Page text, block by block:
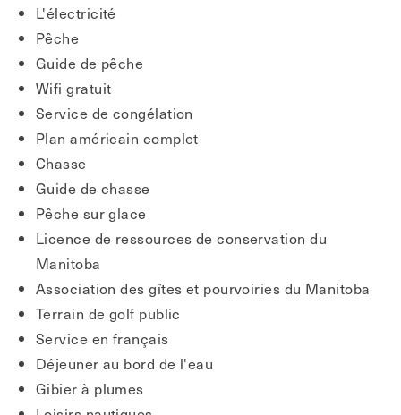
L'électricité
Pêche
Guide de pêche
Wifi gratuit
Service de congélation
Plan américain complet
Chasse
Guide de chasse
Pêche sur glace
Licence de ressources de conservation du
Manitoba
Association des gîtes et pourvoiries du Manitoba
Terrain de golf public
Service en français
Déjeuner au bord de l'eau
Gibier à plumes